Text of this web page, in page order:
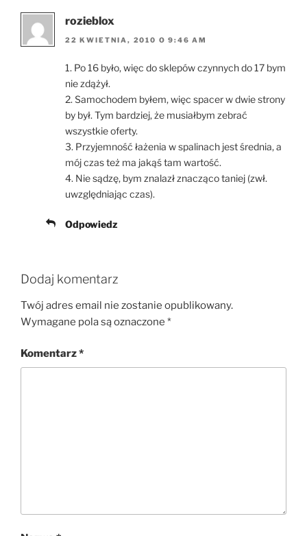
rozieblox
22 KWIETNIA, 2010 O 9:46 AM
1. Po 16 było, więc do sklepów czynnych do 17 bym
nie zdążył.
2. Samochodem byłem, więc spacer w dwie strony
by był. Tym bardziej, że musiałbym zebrać
wszystkie oferty.
3. Przyjemność łażenia w spalinach jest średnia, a
mój czas też ma jakąś tam wartość.
4. Nie sądzę, bym znalazł znacząco taniej (zwł.
uwzględniając czas).
Odpowiedz
Dodaj komentarz
Twój adres email nie zostanie opublikowany.
Wymagane pola są oznaczone *
Komentarz*